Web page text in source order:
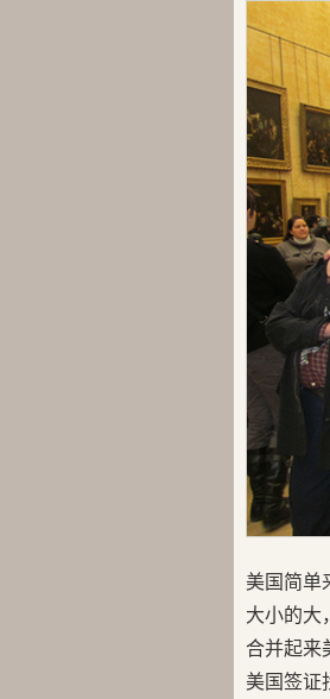
美国简单
大小的大
合并起来
美国签证